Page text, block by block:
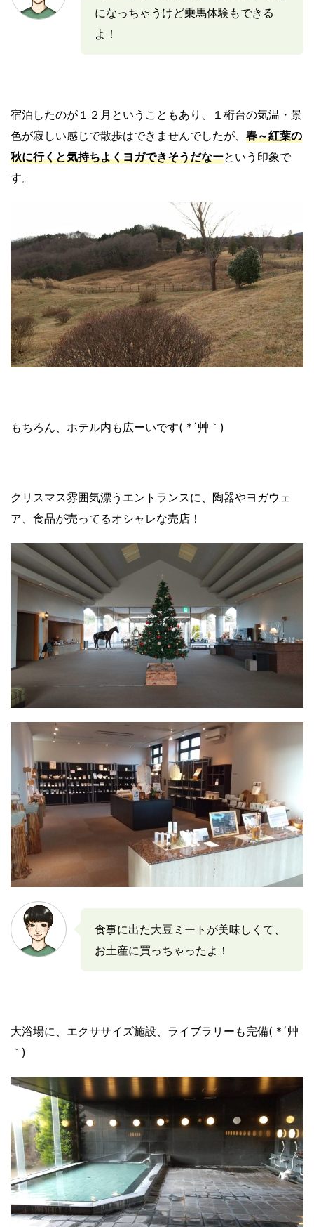
になっちゃうけど乗馬体験もできる
よ！
宿泊したのが１２月ということもあり、１桁台の気温・景
色が寂しい感じで散歩はできませんでしたが、 春～紅葉の
秋に行くと気持ちよくヨガできそうだなーという印象で
す。
もちろん、ホテル内も広ーいです( *´艸｀)
クリスマス雰囲気漂うエントランスに、陶器やヨガウェ
ア、食品が売ってるオシャレな売店！
食事に出た大豆ミートが美味しくて、
お土産に買っちゃったよ！
大浴場に、エクササイズ施設、ライブラリーも完備( *´艸
｀)